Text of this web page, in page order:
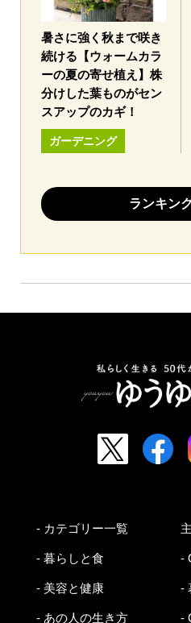
暑さに強く秋まで咲き
続ける【ウォームカラ
ーの夏の寄せ植え】株
分けした葉ものがセン
スアップのカギ！
ガーデニング
ランキン
- カテゴリー一覧
- 暮らしと食
- 美容と健康
- あの人の生き方
-
-
-